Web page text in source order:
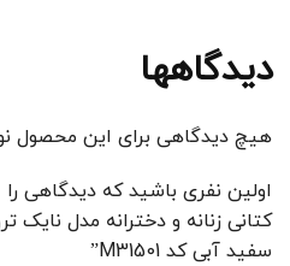
دیدگاهها
هیچ دیدگاهی برای این محصول
اولین نفری باشید که دیدگاهی
سفید آبی کد M31501”